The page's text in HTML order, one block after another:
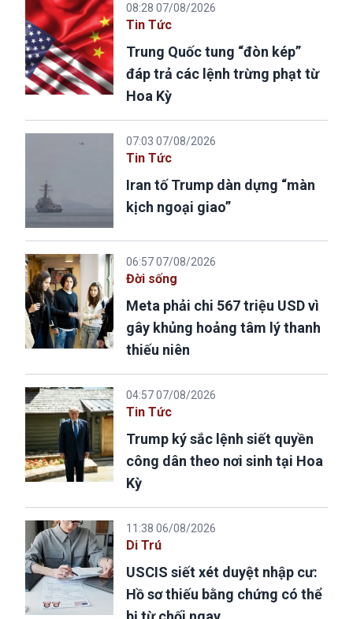
08:28 07/08/2026
Tin Tức
Trung Quốc tung “đòn kép”
đáp trả các lệnh trừng phạt từ
Hoa Kỳ
07:03 07/08/2026
Tin Tức
Iran tố Trump dàn dựng “màn
kịch ngoại giao”
06:57 07/08/2026
Đời sống
Meta phải chi 567 triệu USD vì
gây khủng hoảng tâm lý thanh
thiếu niên
04:57 07/08/2026
Tin Tức
Trump ký sắc lệnh siết quyền
công dân theo nơi sinh tại Hoa
Kỳ
11:38 06/08/2026
Di Trú
USCIS siết xét duyệt nhập cư:
Hồ sơ thiếu bằng chứng có thể